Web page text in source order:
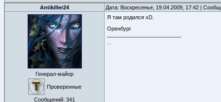
Antikiller24 Дата: Воскресенье, 19.04.2009, 17:42 |
Генерал-майор
Проверенные
Сообщений: 341
Я там родился xD.
Оренбург